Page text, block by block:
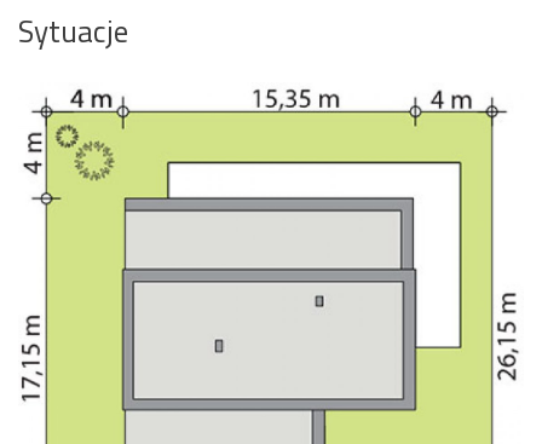
Sytuacje